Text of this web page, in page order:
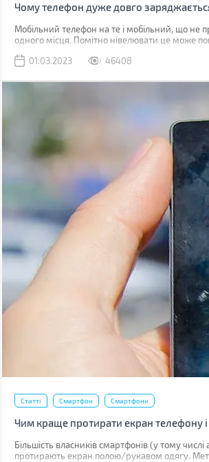
Чому телефон дуже довго
Мобільний телефон на те і мобільний, що не
одного місця. Помітно нівелювати це може
01.03.2023
46408
Статті Смартфон Смартфони
Чим краще протирати екран телефону
Більшість власників смартфонів (у тому числі
протирають екран полою/рукавом одягу.